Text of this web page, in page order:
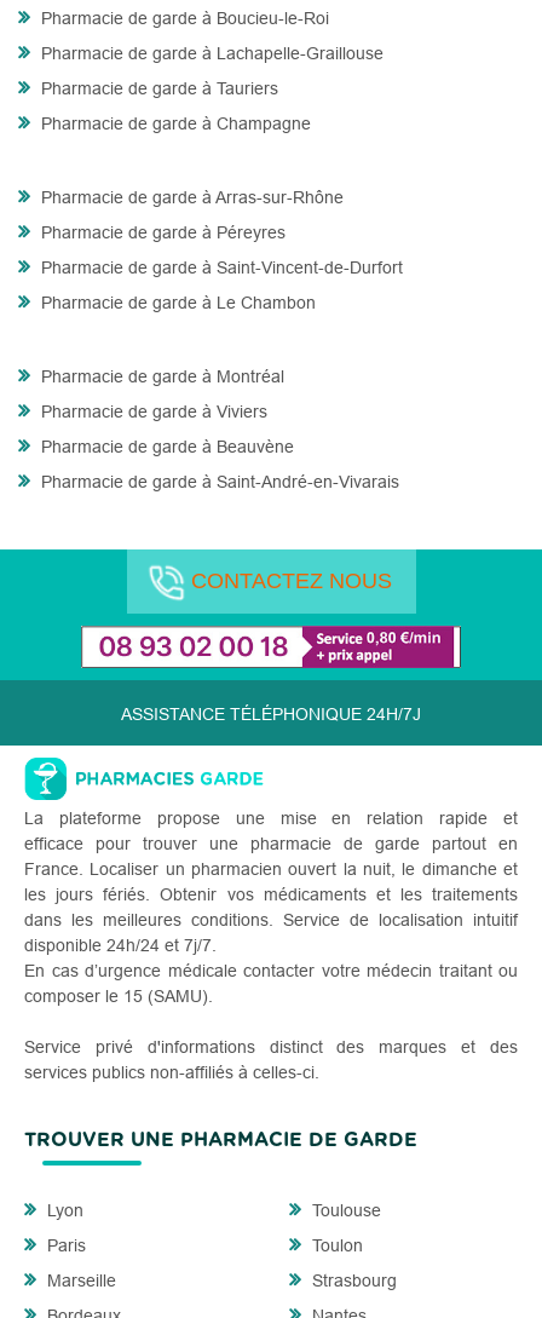
Pharmacie de garde à Boucieu-le-Roi
Pharmacie de garde à Lachapelle-Graillouse
Pharmacie de garde à Tauriers
Pharmacie de garde à Champagne
Pharmacie de garde à Arras-sur-Rhône
Pharmacie de garde à Péreyres
Pharmacie de garde à Saint-Vincent-de-Durfort
Pharmacie de garde à Le Chambon
Pharmacie de garde à Montréal
Pharmacie de garde à Viviers
Pharmacie de garde à Beauvène
Pharmacie de garde à Saint-André-en-Vivarais
CONTACTEZ NOUS
ASSISTANCE TÉLÉPHONIQUE 24H/7J
La plateforme propose une mise en relation rapide et
efficace pour trouver une pharmacie de garde partout en
France. Localiser un pharmacien ouvert la nuit, le dimanche et
les jours fériés. Obtenir vos médicaments et les traitements
dans les meilleures conditions. Service de localisation intuitif
disponible 24h/24 et 7j/7.
En cas d’urgence médicale contacter votre médecin traitant ou
composer le 15 (SAMU).
Service privé d'informations distinct des marques et des
services publics non-affiliés à celles-ci.
TROUVER UNE PHARMACIE DE GARDE
Lyon
Paris
Marseille
Toulouse
Toulon
Strasbourg